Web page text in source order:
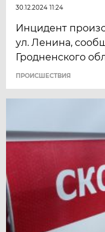
30.12.2024 11:24
Инцидент
ул. Ленина,
Гродненского
ПРОИСШЕСТВИЯ